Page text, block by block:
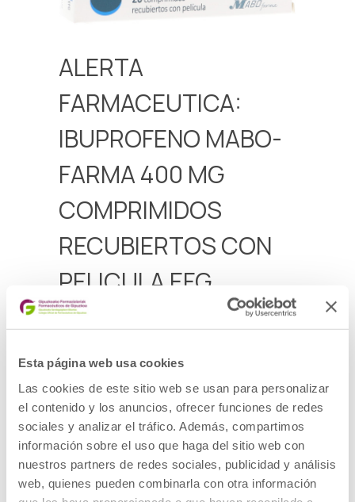
Esta página web usa cookies
Las cookies de este sitio web se usan para personalizar
el contenido y los anuncios, ofrecer funciones de redes
sociales y analizar el tráfico. Además, compartimos
información sobre el uso que haga del sitio web con
nuestros partners de redes sociales, publicidad y análisis
web, quienes pueden combinarla con otra información
ALERTA
FARMACEUTICA:
IBUPROFENO MABO-
FARMA 400 MG
COMPRIMIDOS
RECUBIERTOS CON
PELICULA EFG
400 MG COMPRIMIDOS RECUBIERTOS CON
CODIGO NACIONAL: 727423
LOTES Y FECHAS DE CADUCIDAD:
– Lote: 468X, fecha de caducidad
31/07/2026
– Lote: 469X, fecha de caducidad
– Lote: 470X, fecha de caducidad
31/07/2026
DESCRIPCIÓN DEL DEFECTO: Resultado fuera